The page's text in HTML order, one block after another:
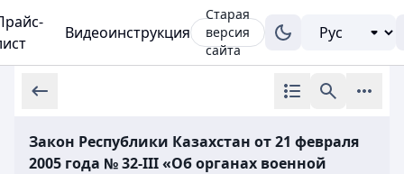
Видеоинструкция
Старая
версия
сайта
Закон Республики Казахстан от 21 февраля
2005 года № 32-III «Об органах военной